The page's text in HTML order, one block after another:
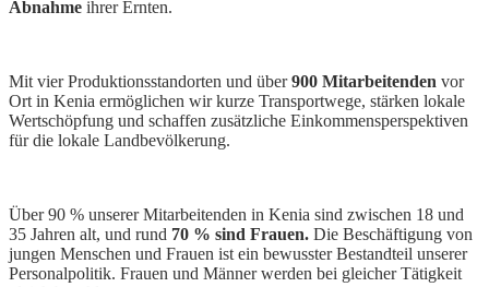
Abnahme ihrer Ernten.
Mit vier Produktionsstandorten und über900 Mitarbeitenden vor
Ort in Kenia ermöglichen wir kurze Transportwege, stärken lokale
Wertschöpfung und schaffen zusätzliche Einkommensperspektiven
für die lokale Landbevölkerung.
Über 90 % unserer Mitarbeitenden in Kenia sind zwischen 18 und
35 Jahren alt, und rund 70 % sind Frauen. Die Beschäftigung von
jungen Menschen und Frauen ist ein bewusster Bestandteil unserer
Personalpolitik. Frauen und Männer werden bei gleicher Tätigkeit